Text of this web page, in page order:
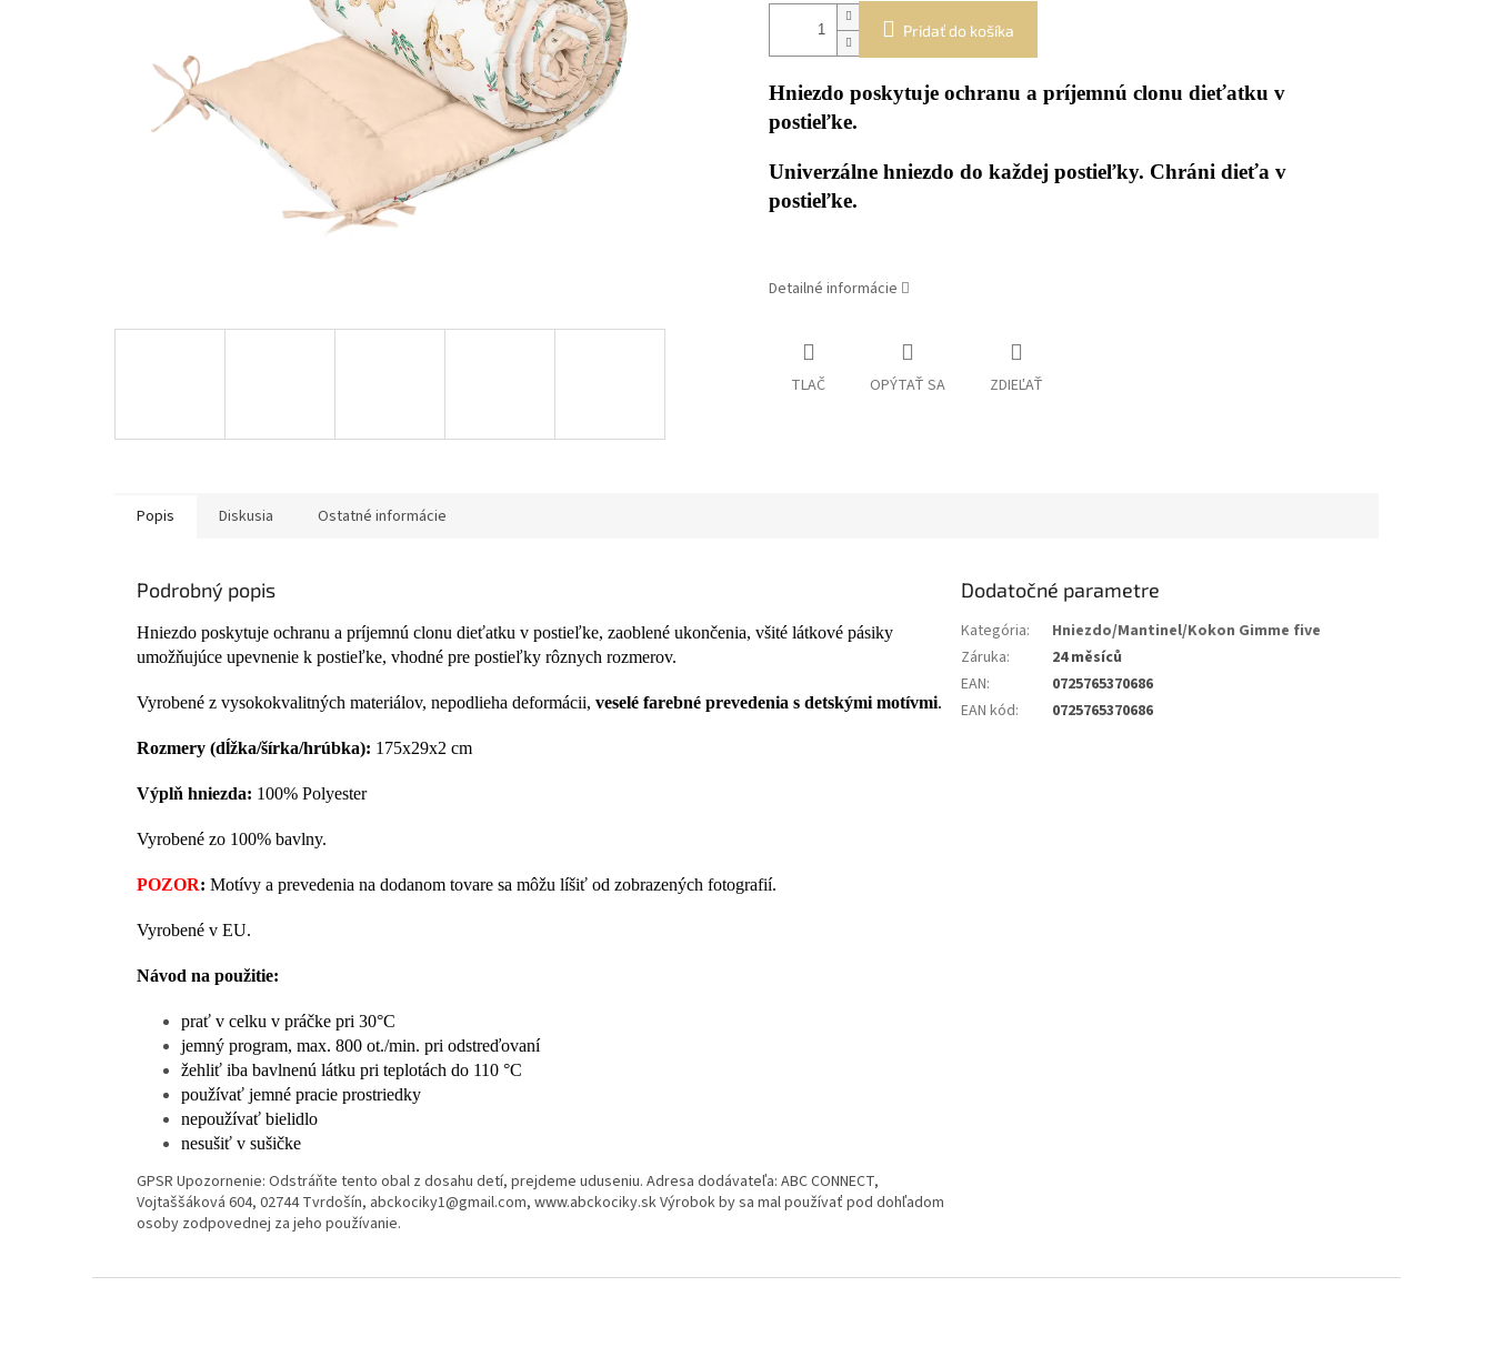
Pridať do košíka
Hniezdo poskytuje ochranu a príjemnú clonu dieťatku v
postieľke.
Univerzálne hniezdo do každej postieľky. Chráni dieťa v
postieľke.
Detailné informácie
TLAČ OPÝTAŤ SA ZDIEĽAŤ
Popis Diskusia Ostatné informácie
Podrobný popis
Hniezdo poskytuje ochranu a príjemnú clonu dieťatku v postieľke, zaoblené ukončenia, všité látkové pásiky
umožňujúce upevnenie k postieľke, vhodné pre postieľky rôznych rozmerov.
Vyrobené z vysokokvalitných materiálov, nepodlieha deformácii, veselé farebné prevedenia s detskými motívmi.
Rozmery (dĺžka/šírka/hrúbka): 175x29x2 cm
Výplň hniezda: 100% Polyester
Vyrobené zo 100% bavlny.
POZOR: Motívy a prevedenia na dodanom tovare sa môžu líšiť od zobrazených fotografií.
Vyrobené v EU.
Návod na použitie:
prať v celku v práčke pri 30°C
jemný program, max. 800 ot./min. pri odstreďovaní
žehliť iba bavlnenú látku pri teplotách do 110 °C
používať jemné pracie prostriedky
nepoužívať bielidlo
nesušiť v sušičke
GPSR Upozornenie: Odstráňte tento obal z dosahu detí, prejdeme uduseniu. Adresa dodávateľa: ABC CONNECT,
Vojtaššáková 604, 02744 Tvrdošín, abckociky1@gmail.com, www.abckociky.sk Výrobok by sa mal používať pod dohľadom
osoby zodpovednej za jeho používanie.
Dodatočné parametre
Kategória:
Hniezdo/Mantinel/Kokon Gimme five
Záruka:
24 měsíců
EAN:
0725765370686
EAN kód: 0725765370686